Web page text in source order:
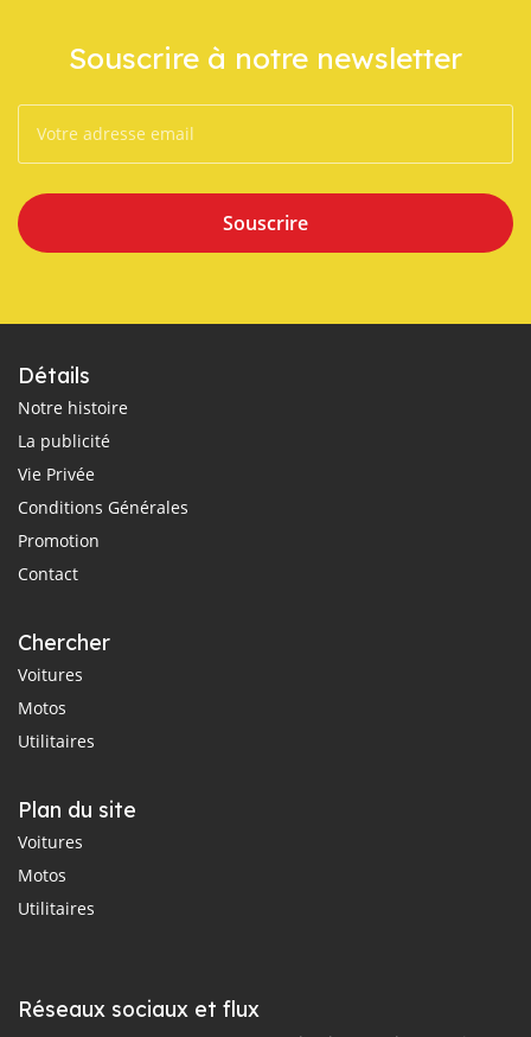
Souscrire à notre newsletter
Souscrire
Détails
Notre histoire
La publicité
Vie Privée
Conditions Générales
Promotion
Contact
Chercher
Voitures
Motos
Utilitaires
Plan du site
Voitures
Motos
Utilitaires
Réseaux sociaux et flux